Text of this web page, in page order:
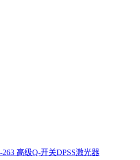
263 高级Q-开关DPSS激光器